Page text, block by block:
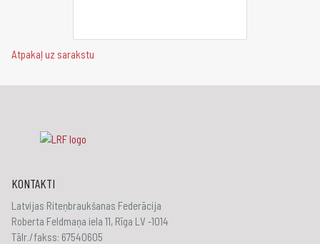
Atpakaļ uz sarakstu
KONTAKTI
Latvijas Riteņbraukšanas Federācija
Roberta Feldmaņa iela 11, Rīga LV -1014
Tālr./fakss: 67540605